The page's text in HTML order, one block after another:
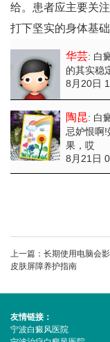
给。患者应主要关
打下坚实的身体基础
华芸: 白
的其实稳
8月20日
陶昆: 白
忌妒恨啊
果，哎
8月21日
上一篇： 长期使用电脑会
皮肤屏障养护指南
友情链接：
宁波白癜风医院